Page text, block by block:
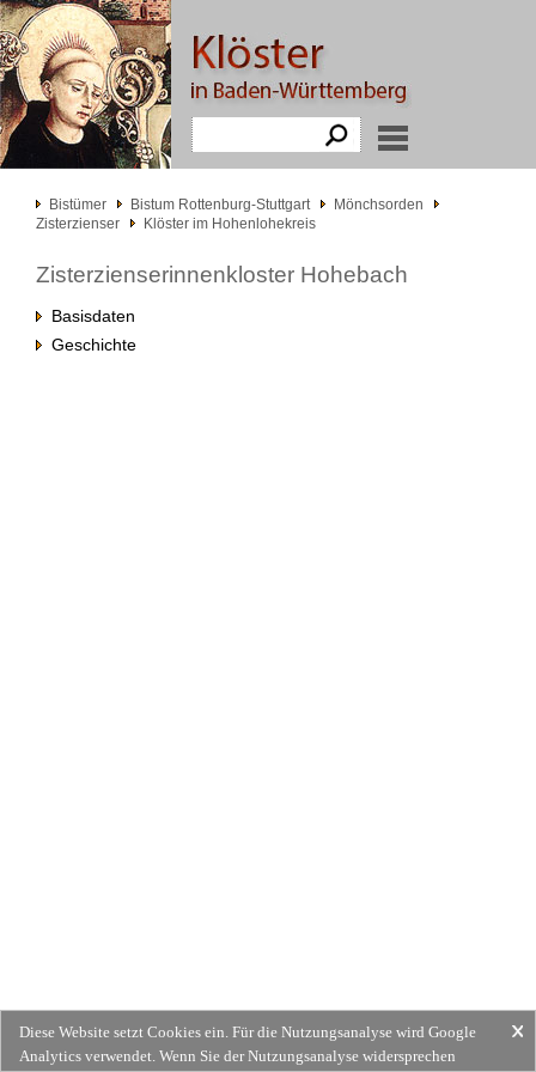
Bistümer Bistum Rottenburg-Stuttgart
Mönchsorden
Zisterzienser
Klöster im Hohenlohekreis
Zisterzienserinnenkloster Hohebach
Basisdaten
Geschichte
Diese Website setzt Cookies ein. Für die Nutzungsanalyse wird Google
Analytics verwendet. Wenn Sie der Nutzungsanalyse widersprechen